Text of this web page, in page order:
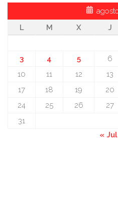
L
M X J
3
4 5 6
10
11 12 13
17
18 19 20
24
25 26 27
31
« Jul